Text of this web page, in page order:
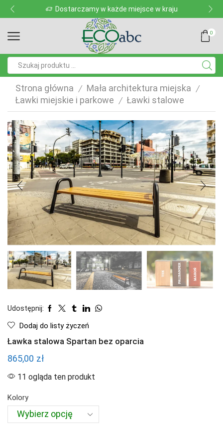
Dostarczamy w każde miejsce w kraju
0
Strona główna / Mała architektura miejska /
Ławki miejskie i parkowe / Ławki stalowe
Udostępnij:
Dodaj do listy życzeń
Ławka stalowa Spartan bez oparcia
865,00 zł
11 ogląda ten produkt
Kolory